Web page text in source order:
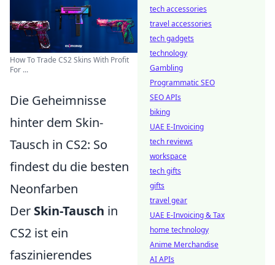
How To Trade CS2 Skins With Profit
For ...
Die Geheimnisse
hinter dem Skin-
Tausch in CS2: So
findest du die besten
Neonfarben
Der Skin-Tausch in
CS2 ist ein
faszinierendes
tech accessories
travel accessories
tech gadgets
technology
Gambling
Programmatic SEO
SEO APIs
biking
UAE E-Invoicing
tech reviews
workspace
tech gifts
gifts
travel gear
UAE E-Invoicing & Tax
home technology
Anime Merchandise
AI APIs